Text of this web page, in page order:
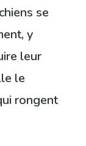
se
y
leur
le
rongent